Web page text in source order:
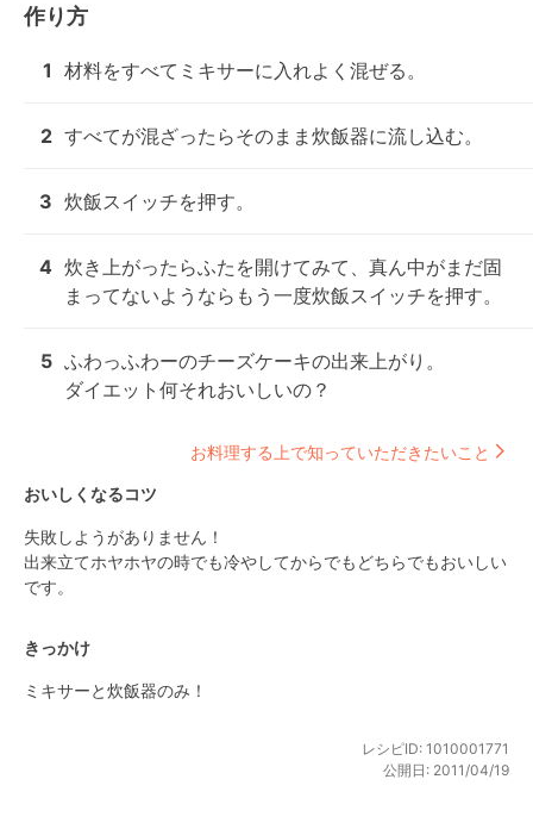
作り方
1 材料をすべてミキサーに入れよく混ぜる。
2 すべてが混ざったらそのまま炊飯器に流し込む。
3 炊飯スイッチを押す。
4 炊き上がったらふたを開けてみて、真ん中がまだ固
まってないようならもう一度炊飯スイッチを押す。
5 ふわっふわーのチーズケーキの出来上がり。
ダイエット何それおいしいの？
お料理する上で知っていただきたいこと
おいしくなるコツ
失敗しようがありません！
出来立てホヤホヤの時でも冷やしてからでもどちらでもおいしい
です。
きっかけ
ミキサーと炊飯器のみ！
レシピID: 1010001771
公開日: 2011/04/19